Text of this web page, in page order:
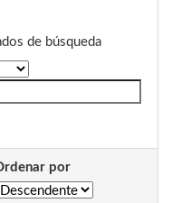
de búsqueda
por